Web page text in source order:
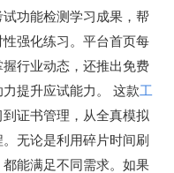
功能检测学习成果，帮
强化练习。平台首页每
行业动态，还推出免费
提升应试能力。 这款工
证书管理，从全真模拟
无论是利用碎片时间刷
能满足不同需求。如果